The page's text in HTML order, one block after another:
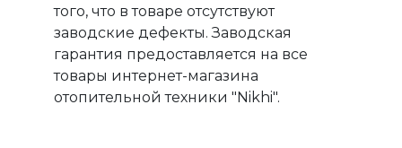
того, что в товаре отсутствуют
заводские дефекты. Заводская
гарантия предоставляется на все
товары интернет-магазина
отопительной техники "Nikhi".